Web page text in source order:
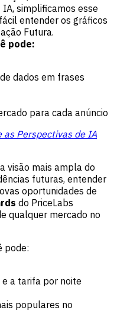
simplificamos esse
entender os gráficos
Futura.
pode:
dados em frases
para cada anúncio
as Perspectivas de IA
visão mais ampla do
futuras, entender
oportunidades de
do PriceLabs
qualquer mercado no
pode:
a tarifa por noite
populares no